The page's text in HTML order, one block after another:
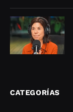
CATEGORÍAS